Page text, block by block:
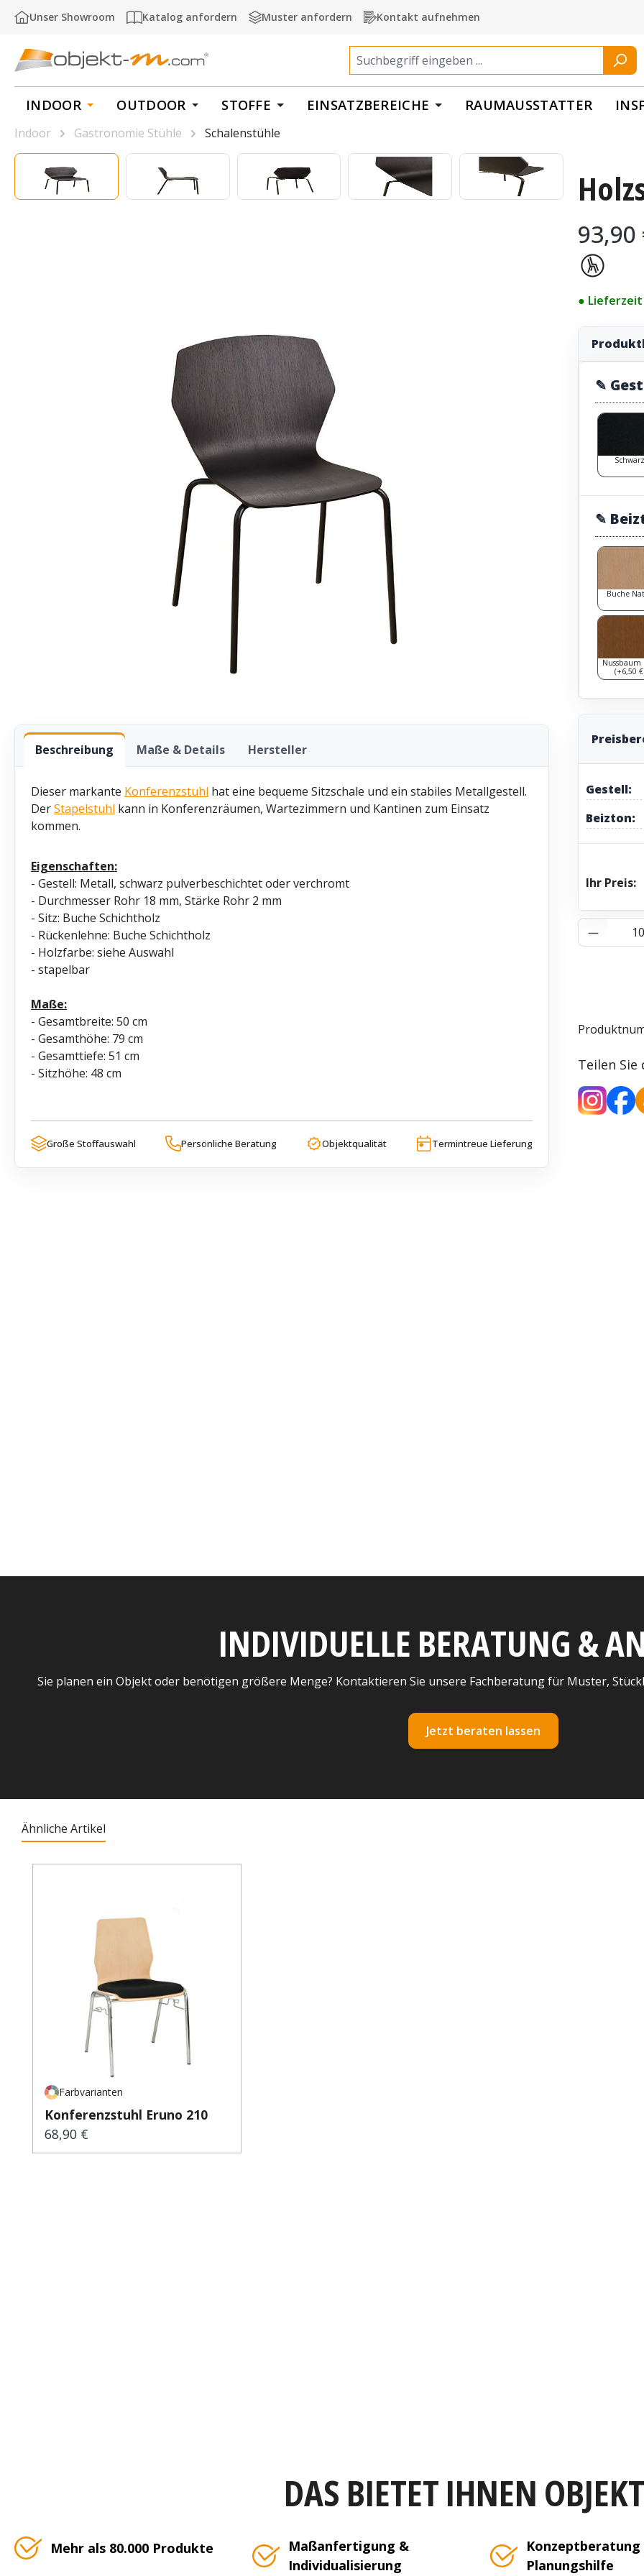
Hauptinhalt springen
Zur Suche springen
Zur Hauptnavigation springen
Unser Showroom Katalog anfordern Muster anfordern Kontakt aufnehmen
INDOOR OUTDOOR STOFFE EINSATZBEREICHE RAUMAUSSTATTER
Regulärer
93,90
●
✎
Schwarz
✎
Buche
Nussbaum
(+6,50
Gestell:
Beizton:
Ihr Preis:
Teilen Sie
Indoor Gastronomie Stühle
Schalenstühle
Bildergalerie überspringen
Beschreibung Maße & Details Hersteller
Dieser markante Konferenzstuhl hat eine bequeme Sitzschale und ein stabiles Metallgestell.
DerStapelstuhl kann in Konferenzräumen, Wartezimmern und Kantinen zum Einsatz
kommen.
Eigenschaften:
- Gestell: Metall, schwarz pulverbeschichtet oder verchromt
- Durchmesser Rohr 18 mm, Stärke Rohr 2 mm
- Sitz: Buche Schichtholz
- Rückenlehne: Buche Schichtholz
- Holzfarbe: siehe Auswahl
- stapelbar
Maße:
- Gesamtbreite: 50 cm
- Gesamthöhe: 79 cm
- Gesamttiefe: 51 cm
- Sitzhöhe: 48 cm
Große Stoffauswahl Persönliche Beratung Objektqualität Termintreue Lieferung
INDIVIDUELLE BERATUNG &
Sie planen ein Objekt oder benötigen größere Menge? Kontaktieren Sie unsere Fachberatung für Muster,
Jetzt beraten lassen
Ähnliche Artikel
Farbvarianten
Konferenzstuhl Eruno 210
Regulärer Preis:
68,90 €
DAS BIETET IHNEN
Mehr als 80.000 Produkte
Maßanfertigung &
Individualisierung
Konzeptberatung
Planungshilfe